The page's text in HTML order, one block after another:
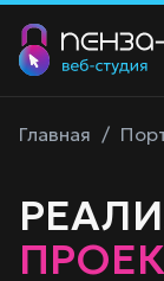
Главная /